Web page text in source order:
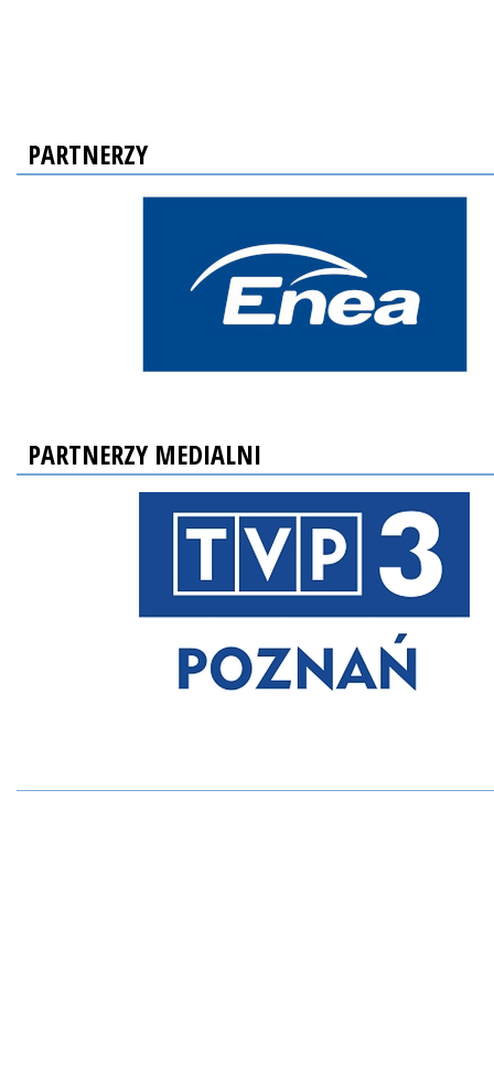
PARTNERZY
PARTNERZY MEDIALNI